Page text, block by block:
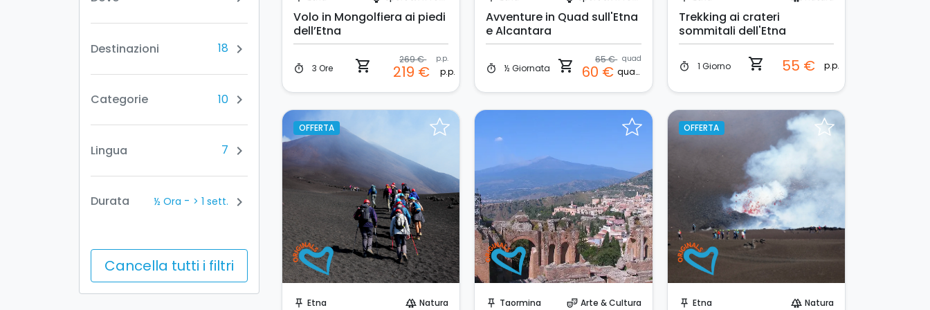
Destinazioni 18 chevron_right
Categorie 10 chevron_right
Lingua 7 chevron_right
Durata ½ Ora - > 1 sett. chevron_right
Cancella tutti i filtri
Volo in Mongolfiera ai piedi
dell’Etna
timer 3 Ore shopping_cart 269 € p.p.
219 € p.p.
Avventure in Quad sull'Etna
e Alcantara
timer ½ Giornata shopping_cart 65 € quad
60 € quad
Trekking ai crateri
sommitali dell'Etna
timer 1 Giorno shopping_cart 55 € p.p.
OFFERTA
push_pin Etna forest Natura push_pin Taormina theater_comedy Arte & Cultura
OFFERTA
push_pin Etna forest Natura